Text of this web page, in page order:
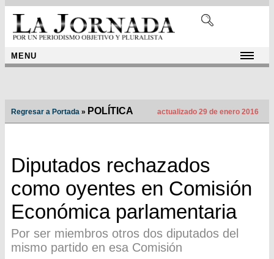
MENU
Regresar a Portada » POLÍTICA actualizado 29 de enero 2016
Diputados rechazados
como oyentes en Comisión
Económica parlamentaria
Por ser miembros otros dos diputados del
mismo partido en esa Comisión